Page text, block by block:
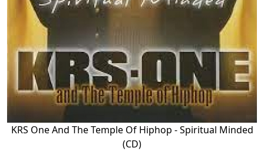
KRS One And The Temple Of Hiphop - Spiritual Minded
(CD)